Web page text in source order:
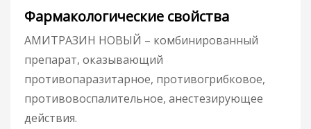
Фармакологические свойства
АМИТРАЗИН НОВЫЙ – комбинированный
препарат, оказывающий
противопаразитарное, противогрибковое,
противовоспалительное, анестезирующее
действия.